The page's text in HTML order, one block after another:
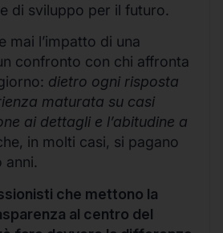
di sviluppo per il futuro.
mai l’impatto di una
confronto con chi affronta
dietro ogni risposta
maturata su casi
ai dettagli e l’abitudine a
in molti casi, si pagano
anni.
che mettono la
al centro del